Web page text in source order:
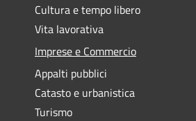
Cultura e tempo libero
Vita lavorativa
Imprese e Commercio
Appalti pubblici
Catasto e urbanistica
Turismo